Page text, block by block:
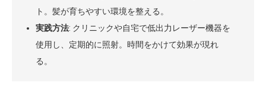
ト。髪が育ちやすい環境を整える。
実践方法: クリニックや自宅で低出力レーザー機器を
使用し、定期的に照射。時間をかけて効果が現れ
る。